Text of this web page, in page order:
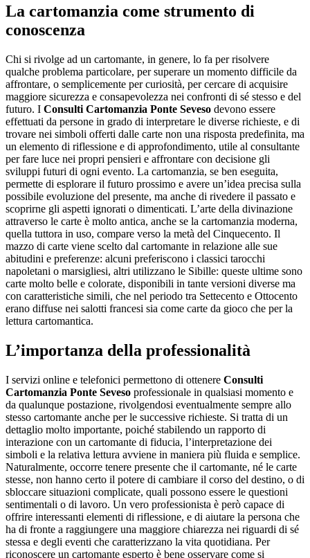
La cartomanzia come strumento di
conoscenza
Chi si rivolge ad un cartomante, in genere, lo fa per risolvere
qualche problema particolare, per superare un momento difficile da
affrontare, o semplicemente per curiosità, per cercare di acquisire
maggiore sicurezza e consapevolezza nei confronti di sé stesso e del
futuro. I Consulti Cartomanzia Ponte Seveso devono essere
effettuati da persone in grado di interpretare le diverse richieste, e di
trovare nei simboli offerti dalle carte non una risposta predefinita, ma
un elemento di riflessione e di approfondimento, utile al consultante
per fare luce nei propri pensieri e affrontare con decisione gli
sviluppi futuri di ogni evento. La cartomanzia, se ben eseguita,
permette di esplorare il futuro prossimo e avere un’idea precisa sulla
possibile evoluzione del presente, ma anche di rivedere il passato e
scoprirne gli aspetti ignorati o dimenticati. L’arte della divinazione
attraverso le carte è molto antica, anche se la cartomanzia moderna,
quella tuttora in uso, compare verso la metà del Cinquecento. Il
mazzo di carte viene scelto dal cartomante in relazione alle sue
abitudini e preferenze: alcuni preferiscono i classici tarocchi
napoletani o marsigliesi, altri utilizzano le Sibille: queste ultime sono
carte molto belle e colorate, disponibili in tante versioni diverse ma
con caratteristiche simili, che nel periodo tra Settecento e Ottocento
erano diffuse nei salotti francesi sia come carte da gioco che per la
lettura cartomantica.
L’importanza della professionalità
I servizi online e telefonici permettono di ottenere Consulti
Cartomanzia Ponte Seveso professionale in qualsiasi momento e
da qualunque postazione, rivolgendosi eventualmente sempre allo
stesso cartomante anche per le successive richieste. Si tratta di un
dettaglio molto importante, poiché stabilendo un rapporto di
interazione con un cartomante di fiducia, l’interpretazione dei
simboli e la relativa lettura avviene in maniera più fluida e semplice.
Naturalmente, occorre tenere presente che il cartomante, né le carte
stesse, non hanno certo il potere di cambiare il corso del destino, o di
sbloccare situazioni complicate, quali possono essere le questioni
sentimentali o di lavoro. Un vero professionista è però capace di
offrire interessanti elementi di riflessione, e di aiutare la persona che
ha di fronte a raggiungere una maggiore chiarezza nei riguardi di sé
stessa e degli eventi che caratterizzano la vita quotidiana. Per
riconoscere un cartomante esperto è bene osservare come si